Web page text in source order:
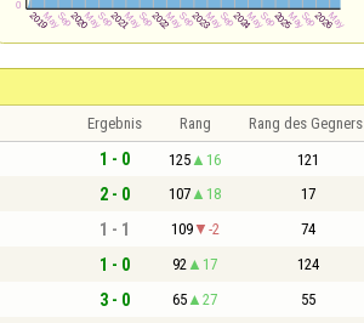
Ergebnis Rang Rang des Gegners
1 - 0 125 16 121
2 - 0 107 18 17
1 - 1 109 -2 74
1 - 0 92 17 124
3 - 0 65 27 55